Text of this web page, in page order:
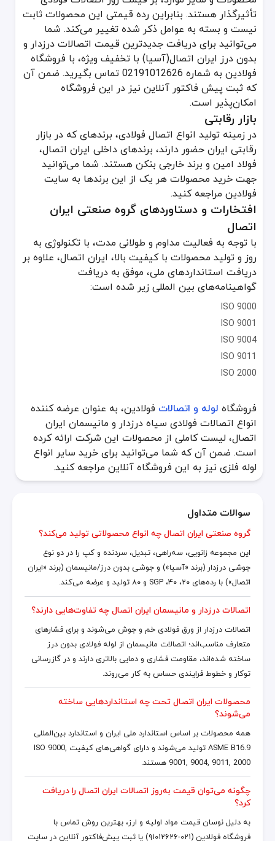
تأثیرگذار هستند. بنابراین رده قیمتی این محصولات ثابت
نیست و بسته به عوامل ذکر شده تغییر می‌کند. شما
می‌توانید برای دریافت جدیدترین قیمت اتصالات درزدار و
بدون درز ایران اتصال(آسیا) با تخفیف ویژه، با فروشگاه
فولادین به شماره 02191012626 تماس بگیرید. ضمن آن
که ثبت پیش فاکتور آنلاین نیز در این فروشگاه
امکان‌پذیر است.
بازار رقابتی
در زمینه تولید انواع اتصال فولادی، برندهای که در بازار
رقابتی ایران حضور دارند، برندهای داخلی ایران اتصال،
فولاد امین و برند خارجی بنکن هستند. شما می‌توانید
جهت خرید محصولات هر یک از این برندها به سایت
فولادین مراجعه کنید.
افتخارات و دستاوردهای گروه صنعتی ایران
اتصال
با توجه به فعالیت مداوم و طولانی مدت، با تکنولوژی به
روز و تولید محصولات با کیفیت بالا، ایران اتصال، علاوه بر
دریافت استانداردهای ملی، موفق به دریافت
گواهینامه‌های بین المللی زیر شده است:
ISO 9000
ISO 9001
ISO 9004
ISO 9011
ISO 2000
فروشگاه لوله و اتصالات فولادین، به عنوان عرضه کننده
انواع اتصالات فولادی سیاه درزدار و مانیسمان ایران
اتصال، لیست کاملی از محصولات این شرکت ارائه کرده
است. ضمن آن که شما می‌توانید برای خرید سایر انواع
لوله فلزی نیز به این فروشگاه آنلاین مراجعه کنید.
سوالات متداول
گروه صنعتی ایران اتصال چه انواع محصولاتی تولید می‌کند؟
این مجموعه زانویی، سه‌راهی، تبدیل، سردنده و کپ را در دو نوع
جوشی درزدار (برند «آسیا») و جوشی بدون درز/مانیسمان (برند «ایران
اتصال») با رده‌های ۲۰، ۴۰، SGP و ۸۰ تولید و عرضه می‌کند.
اتصالات درزدار و مانیسمان ایران اتصال چه تفاوت‌هایی دارند؟
اتصالات درزدار از ورق فولادی خم و جوش می‌شوند و برای فشارهای
متعارف مناسب‌اند؛ اتصالات مانیسمان از لوله فولادی بدون درز
ساخته شده‌اند، مقاومت فشاری و دمایی بالاتری دارند و در گازرسانی
توکار و خطوط فرایندی حساس به کار می‌روند.
محصولات ایران اتصال تحت چه استانداردهایی ساخته
می‌شوند؟
همه محصولات بر اساس استاندارد ملی ایران و استاندارد بین‌المللی
ASME B16.9 تولید می‌شوند و دارای گواهی‌های کیفیت ISO 9000,
9001, 9004, 9011, 2000 هستند.
چگونه می‌توان قیمت به‌روز اتصالات ایران اتصال را دریافت
کرد؟
به دلیل نوسان قیمت مواد اولیه و ارز، بهترین روش تماس با
فروشگاه فولادین (۰۲۱-۹۱۰۱۲۶۲۶) یا ثبت پیش‌فاکتور آنلاین در سایت